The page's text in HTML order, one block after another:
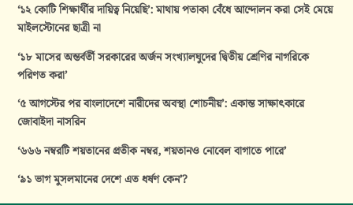
‘১২ কোটি শিক্ষার্থীর দায়িত্ব নিয়েছি’: মাথায় পতাকা বেঁধে আন্দোলন করা সেই মেয়ে
মাইলস্টোনের ছাত্রী না
‘১৮ মাসের অন্তর্বর্তী সরকারের অর্জন সংখ্যালঘুদের দ্বিতীয় শ্রেণির নাগরিকে
পরিণত করা’
‘৫ আগস্টের পর বাংলাদেশে নারীদের অবস্থা শোচনীয়’: একান্ত সাক্ষাৎকারে
জোবাইদা নাসরিন
‘৬৬৬ নম্বরটি শয়তানের প্রতীক নম্বর, শয়তানও নোবেল বাগাতে পারে’
‘৯১ ভাগ মুসলমানের দেশে এত ধর্ষণ কেন’?